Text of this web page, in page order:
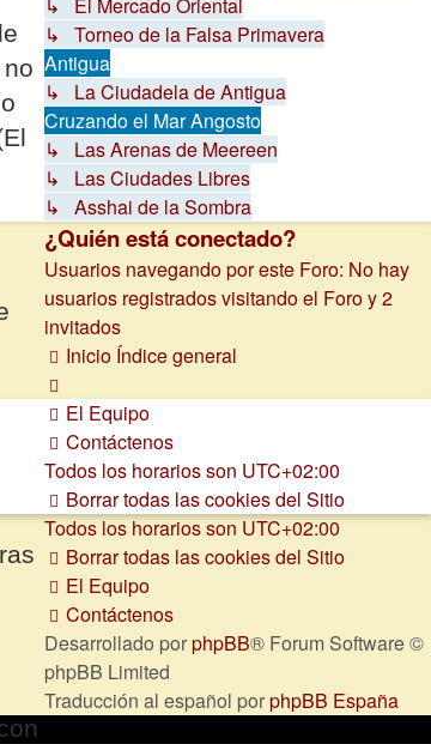
↳ Torneo de la Falsa Primavera
Antigua
↳ La Ciudadela de Antigua
Cruzando el Mar Angosto
↳ Las Arenas de Meereen
↳ Las Ciudades Libres
↳ Asshai de la Sombra
¿Quién está conectado?
Usuarios navegando por este Foro: No hay
usuarios registrados visitando el Foro y 2
invitados
Inicio Índice general
El Equipo
Contáctenos
Todos los horarios son UTC+02:00
Borrar todas las cookies del Sitio
Todos los horarios son UTC+02:00
Borrar todas las cookies del Sitio
El Equipo
Contáctenos
Desarrollado porphpBB® Forum Software ©
phpBB Limited
Traducción al español porphpBB España